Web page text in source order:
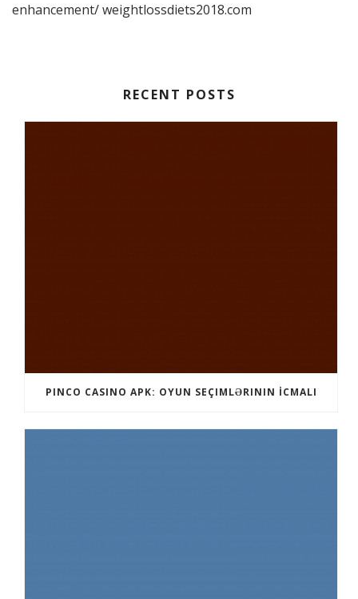
enhancement/weightlossdiets2018.com
RECENT POSTS
PINCO CASINO APK: OYUN SEÇIMLƏRININ İCMALI